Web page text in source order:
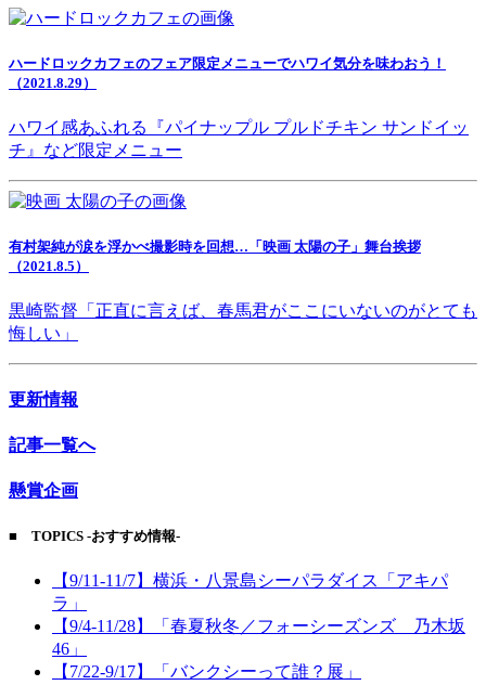
ハードロックカフェのフェア限定メニューでハワイ気分を味わおう！
（2021.8.29）
ハワイ感あふれる『パイナップル プルドチキン サンドイッ
チ』など限定メニュー
有村架純が涙を浮かべ撮影時を回想…「映画 太陽の子」舞台挨拶
（2021.8.5）
黒崎監督「正直に言えば、春馬君がここにいないのがとても
悔しい」
更新情報
記事一覧へ
懸賞企画
■ TOPICS -おすすめ情報-
【9/11-11/7】横浜・八景島シーパラダイス「アキパ
ラ」
【9/4-11/28】「春夏秋冬／フォーシーズンズ 乃木坂
46」
【7/22-9/17】「バンクシーって誰？展」